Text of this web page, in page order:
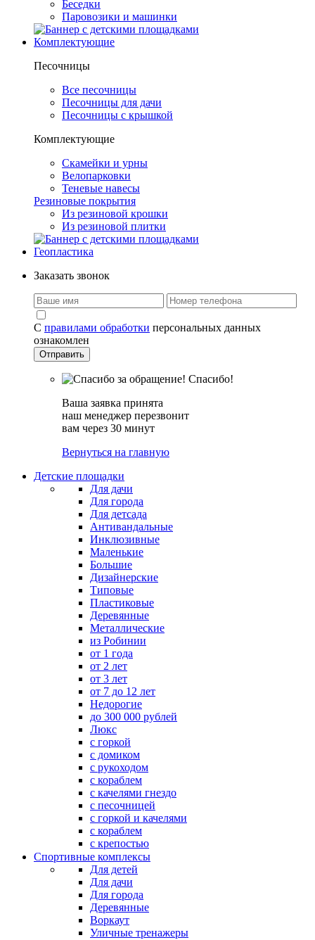
Беседки
Паровозики и машинки
Комплектующие
Песочницы
Все песочницы
Песочницы для дачи
Песочницы с крышкой
Комплектующие
Скамейки и урны
Велопарковки
Теневые навесы
Резиновые покрытия
Из резиновой крошки
Из резиновой плитки
Геопластика
Заказать звонок
С правилами обработки персональных данных
ознакомлен
Спасибо!
Ваша заявка принята
наш менеджер перезвонит
вам через 30 минут
Вернуться на главную
Детские площадки
Для дачи
Для города
Для детсада
Антивандальные
Инклюзивные
Маленькие
Большие
Дизайнерские
Типовые
Пластиковые
Деревянные
Металлические
из Робинии
от 1 года
от 2 лет
от 3 лет
от 7 до 12 лет
Недорогие
до 300 000 рублей
Люкс
с горкой
с домиком
с рукоходом
с кораблем
с качелями гнездо
с песочницей
с горкой и качелями
с кораблем
с крепостью
Спортивные комплексы
Для детей
Для дачи
Для города
Деревянные
Воркаут
Уличные тренажеры